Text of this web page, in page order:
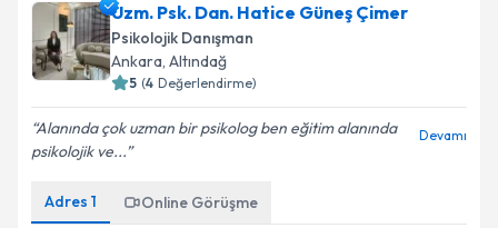
Uzm. Psk. Dan. Hatice Güneş Çimer
Psikolojik Danışman
Ankara, Altındağ
5 (4 Değerlendirme)
Alanında çok uzman bir psikolog ben eğitim alanında
psikolojik ve...
Devamı
Adres 1 Online Görüşme